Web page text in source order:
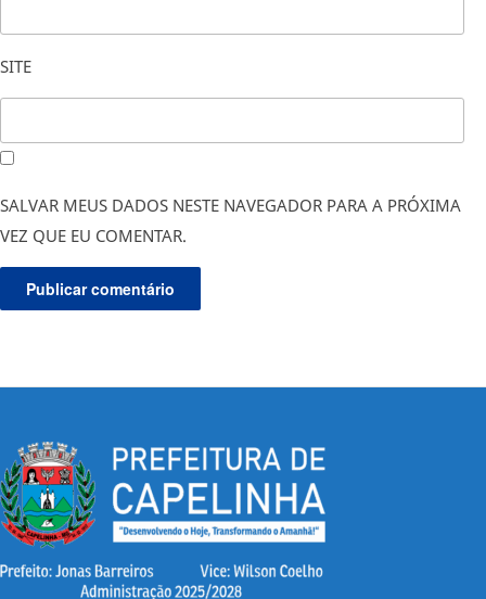
SITE
SALVAR MEUS DADOS NESTE NAVEGADOR PARA A PRÓXIMA
VEZ QUE EU COMENTAR.